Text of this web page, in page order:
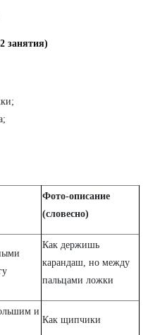
занятия)
Фото-описание
(словесно)
Как держишь
карандаш, но между
пальцами ложки
и
Как щипчики